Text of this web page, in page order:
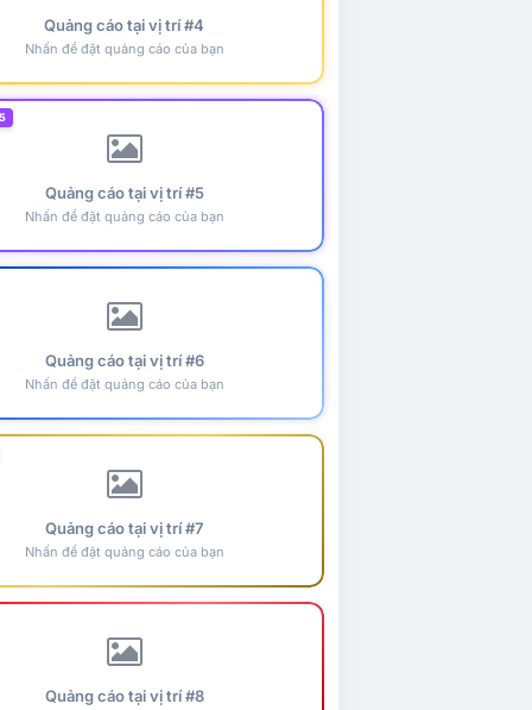
Quảng cáo tại vị trí #4
Nhấn để đặt quảng cáo của bạn
Quảng cáo tại vị trí #5
Nhấn để đặt quảng cáo của bạn
Quảng cáo tại vị trí #6
Nhấn để đặt quảng cáo của bạn
Quảng cáo tại vị trí #7
Nhấn để đặt quảng cáo của bạn
Quảng cáo tại vị trí #8